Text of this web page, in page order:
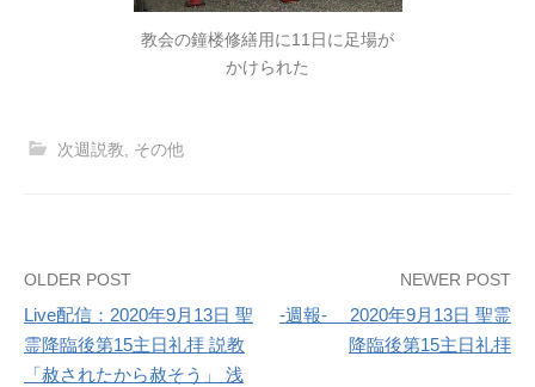
教会の鐘楼修繕用に11日に足場が
かけられた
次週説教 その他
Post
navigation
OLDER POST
Live配信：2020年9月13日 聖
霊降臨後第15主日礼拝 説教
「赦されたから赦そう」 浅
NEWER POST
-週報- 2020年9月13日 聖霊
降臨後第15主日礼拝